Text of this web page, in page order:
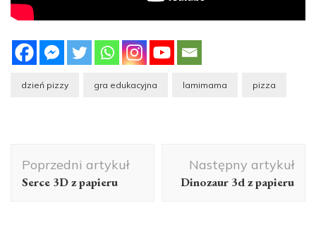
dzień pizzy gra edukacyjna lamimama pizza
wpisu
Poprzedni artykuł
Serce 3D z papieru
Następny artykuł
Dinozaur 3d z papieru